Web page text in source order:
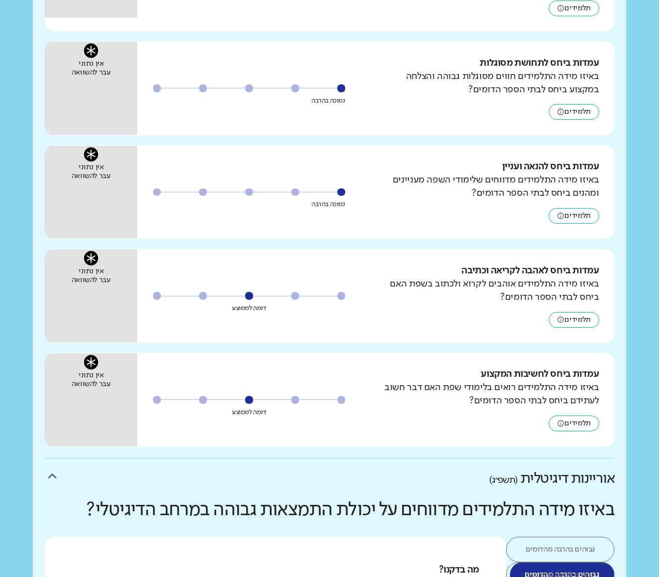
תלמידים
עמדות ביחס לתחושת מסוגלות
באיזו מידה התלמידים חווים מסוגלות גבוהה והצלחה
במקצוע ביחס לבתי הספר הדומים?
תלמידים
נמוכה בהרבה
אין נתוני
עבר להשוואה
עמדות ביחס להנאה ועניין
באיזו מידה התלמידים מדווחים שלימודי השפה מעניינים
ומהנים ביחס לבתי הספר הדומים?
תלמידים
נמוכה בהרבה
אין נתוני
עבר להשוואה
עמדות ביחס לאהבה לקריאה וכתיבה
באיזו מידה התלמידים אוהבים לקרוא ולכתוב בשפת האם
ביחס לבתי הספר הדומים?
תלמידים
דומה לממוצע
אין נתוני
עבר להשוואה
עמדות ביחס לחשיבות המקצוע
באיזו מידה התלמידים רואים בלימודי שפת האם דבר חשוב
לעתידם ביחס לבתי הספר הדומים?
תלמידים
דומה לממוצע
אין נתוני
עבר להשוואה
אוריינות דיגיטלית (תשפ״ג)
באיזו מידה התלמידים מדווחים על יכולת התמצאות גבוהה במרחב הדיגיטלי?
גבוהים בהרבה מהדומים
גבוהים בהרבה מהדומים
גבוהים במעט מהדומים מה בדקנו?